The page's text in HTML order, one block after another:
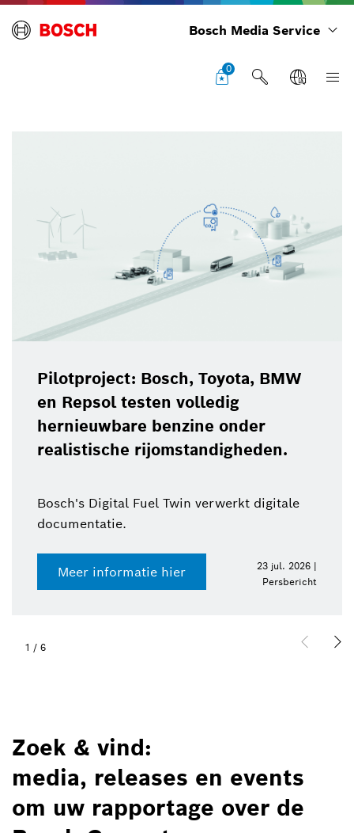
Bosch Media Service
0
Pilotproject: Bosch, Toyota, BMW
en Repsol testen volledig
hernieuwbare benzine onder
realistische rijomstandigheden.
Bosch's Digital Fuel Twin verwerkt digitale
documentatie.
Meer informatie hier
23 jul. 2026 |
Persbericht
1 / 6
Zoek & vind:
media, releases en events
om uw rapportage over de